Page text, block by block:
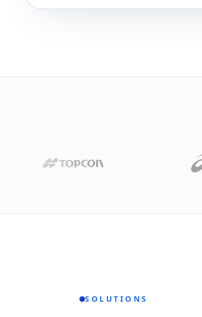
SOLUTIONS